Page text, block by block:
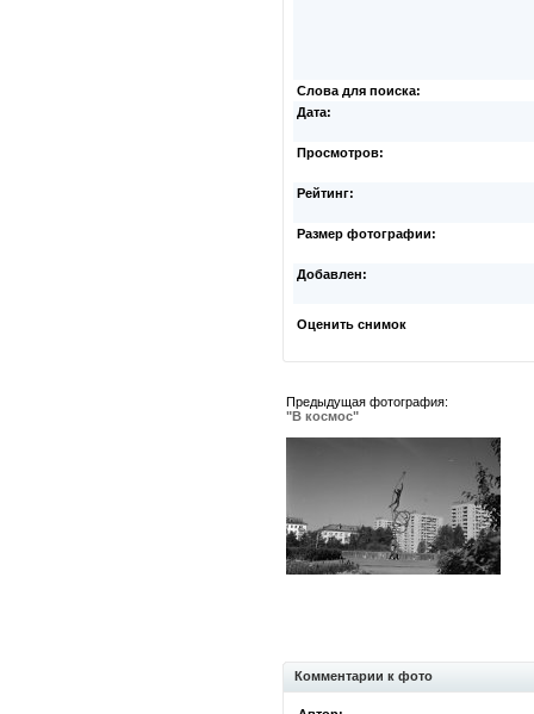
Слова для поиска:
Дата:
Просмотров:
Рейтинг:
Размер фотографии:
Добавлен:
Оценить снимок
Предыдущая фотография:
"В космос"
Комментарии к фото